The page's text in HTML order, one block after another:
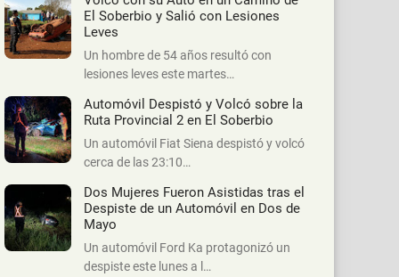
El Soberbio y Salió con Lesiones
Leves
Un hombre de 54 años resultó con
lesiones leves este martes…
Automóvil Despistó y Volcó sobre la
Ruta Provincial 2 en El Soberbio
Un automóvil Fiat Siena despistó y volcó
cerca de las 23:10…
Dos Mujeres Fueron Asistidas tras el
Despiste de un Automóvil en Dos de
Mayo
Un automóvil Ford Ka protagonizó un
despiste este lunes a l…